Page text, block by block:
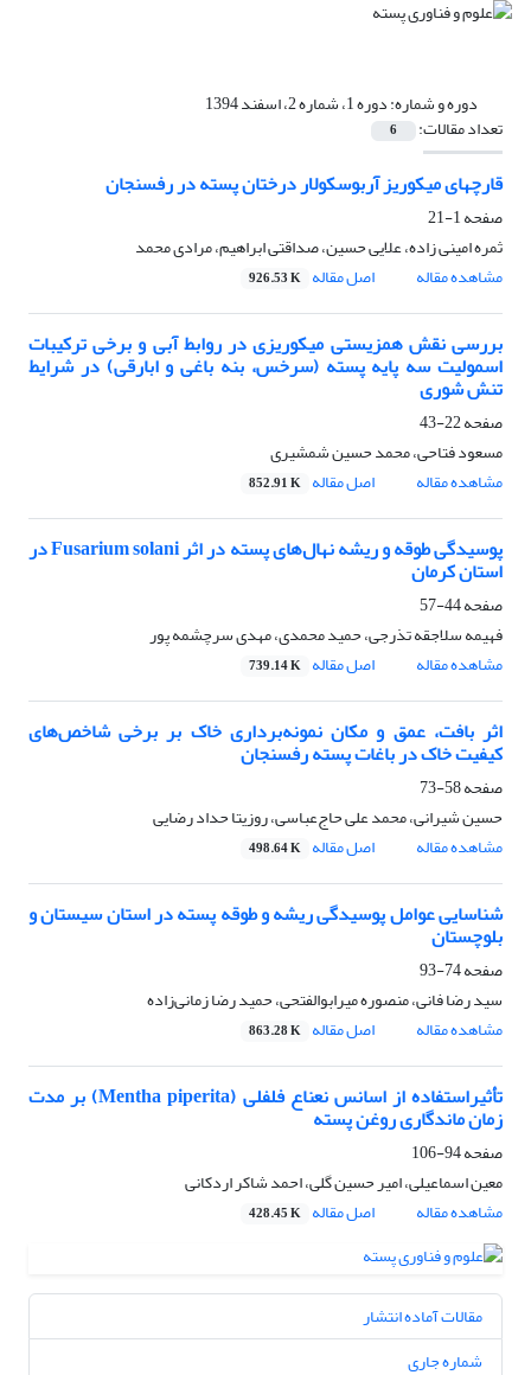
دوره و شماره:دوره 1، شماره 2، اسفند 1394
تعداد مقالات: 6
قارچهای میکوریز آربوسکولار درختان پسته در رفسنجان
صفحه1-21
ثمره امینی زاده، علایی حسین، صداقتی ابراهیم، مرادی محمد
مشاهده مقاله
اصل مقاله 926.53 K
بررسی نقش همزیستی میکوریزی در روابط آبی و برخی ترکیبات
اسمولیت سه پایه پسته (سرخس، بنه باغی و ابارقی) در شرایط
تنش شوری
صفحه22-43
مسعود فتاحی، محمد حسین شمشیری
مشاهده مقاله
اصل مقاله 852.91 K
پوسیدگی طوقه و ریشه نهال‌های پسته در اثر Fusarium solani در
استان کرمان
صفحه44-57
فهیمه سلاجقه تذرجی، حمید محمدی، مهدی سرچشمه پور
مشاهده مقاله
اصل مقاله 739.14 K
اثر بافت، عمق و مکان نمونه‌برداری خاک بر برخی شاخص‌های
کیفیت خاک در باغات پسته رفسنجان
صفحه58-73
حسین شیرانی، محمد علی حاج‌عباسی، روزیتا حداد رضایی
مشاهده مقاله
اصل مقاله 498.64 K
شناسایی عوامل پوسیدگی ریشه و طوقه پسته در استان سیستان و
بلوچستان
صفحه74-93
سید رضا فانی، منصوره میرابوالفتحی، حمید رضا زمانی‌زاده
مشاهده مقاله
اصل مقاله 863.28 K
تأثیراستفاده از اسانس نعناع فلفلی (Mentha piperita) بر مدت
زمان ماندگاری روغن پسته
صفحه94-106
معین اسماعیلی، امیر حسین گلی، احمد شاکر اردکانی
مشاهده مقاله
اصل مقاله 428.45 K
مقالات آماده انتشار
شماره جاری